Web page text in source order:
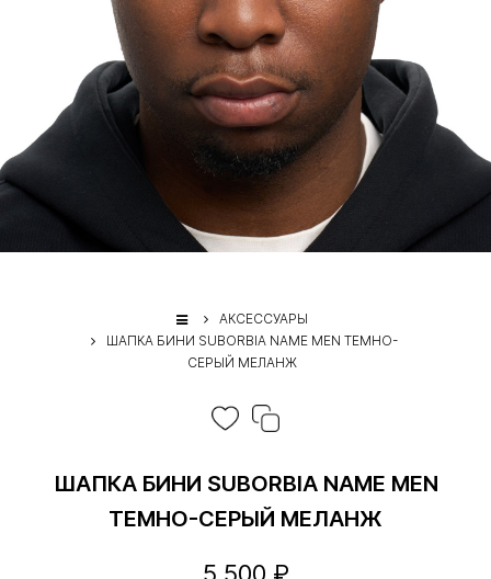
АКСЕССУАРЫ
ШАПКА БИНИ SUBORBIA NAME MEN ТЕМНО-
СЕРЫЙ МЕЛАНЖ
ШАПКА БИНИ SUBORBIA NAME MEN
ТЕМНО-СЕРЫЙ МЕЛАНЖ